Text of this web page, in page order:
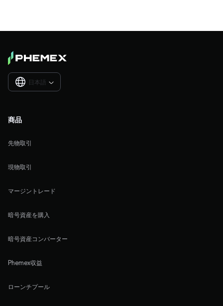
日本語 
商品
先物取引
現物取引
マージントレード
暗号資産を購入
暗号資産コンバーター
Phemex収益
ローンチプール